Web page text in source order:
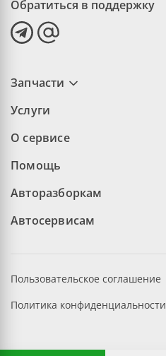
Обратиться в поддержку
Запчасти
Услуги
О сервисе
Помощь
Авторазборкам
Автосервисам
Пользовательское соглашение
Политика конфиденциальности